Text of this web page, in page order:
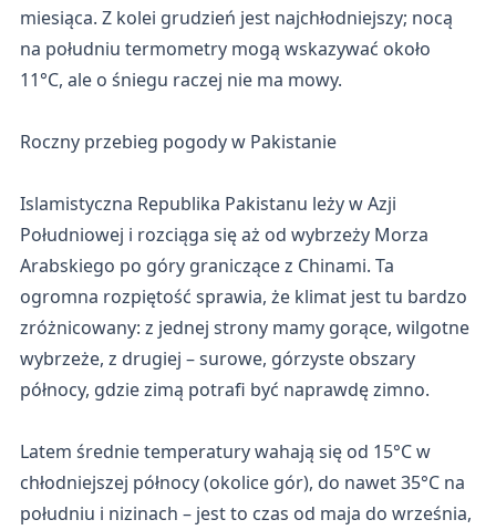
miesiąca. Z kolei grudzień jest najchłodniejszy; nocą
na południu termometry mogą wskazywać około
11°C, ale o śniegu raczej nie ma mowy.
Roczny przebieg pogody w Pakistanie
Islamistyczna Republika Pakistanu leży w Azji
Południowej i rozciąga się aż od wybrzeży Morza
Arabskiego po góry graniczące z Chinami. Ta
ogromna rozpiętość sprawia, że klimat jest tu bardzo
zróżnicowany: z jednej strony mamy gorące, wilgotne
wybrzeże, z drugiej – surowe, górzyste obszary
północy, gdzie zimą potrafi być naprawdę zimno.
Latem średnie temperatury wahają się od 15°C w
chłodniejszej północy (okolice gór), do nawet 35°C na
południu i nizinach – jest to czas od maja do września,